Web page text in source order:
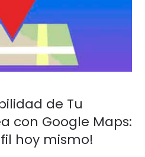
de Tu
con Google Maps:
hoy mismo!